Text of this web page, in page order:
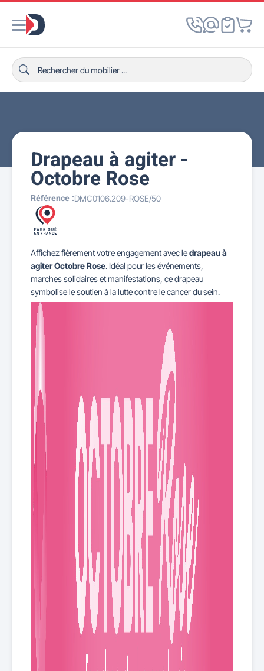
Drapeau à agiter -
Octobre Rose
Référence :DMC0106.209-ROSE/50
Affichez fièrement votre engagement avec ledrapeau à
agiter Octobre Rose. Idéal pour les événements,
marches solidaires et manifestations, ce drapeau
symbolise le soutien à la lutte contre le cancer du sein.